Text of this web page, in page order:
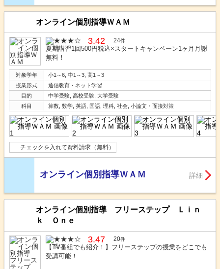
オンライン個別指導ＷＡＭ
3.42 24件
夏期講習1回500円税込×スタートキャンペーン1ヶ月月謝
無料！
対象学年
小1～6, 中1～3, 高1～3
授業形式
通信教育・ネット学習
目的
中学受験, 高校受験, 大学受験
科目
算数, 数学, 英語, 国語, 理科, 社会, 小論文・面接対策
チェックを入れて資料請求（無料）
オンライン個別指導ＷＡＭ 詳細
オンライン個別指導 フリーステップ Ｌｉｎ
ｋ Ｏｎｅ
3.47 20件
【TV番組でも紹介！】フリーステップの授業をどこでも
受講可能！